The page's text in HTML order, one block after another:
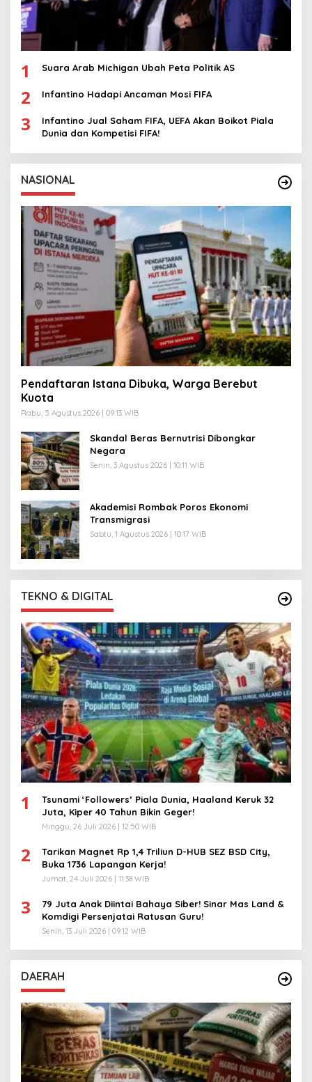
1 Suara Arab Michigan Ubah Peta Politik AS
2 Infantino Hadapi Ancaman Mosi FIFA
3
Infantino Jual Saham FIFA, UEFA Akan Boikot Piala
Dunia dan Kompetisi FIFA!
NASIONAL
Pendaftaran Istana Dibuka, Warga Berebut
Kuota
Rabu, 5 Agustus 2026 | 09:13 WIB
Skandal Beras Bernutrisi Dibongkar
Negara
Senin, 3 Agustus 2026 | 10:11 WIB
Akademisi Rombak Poros Ekonomi
Transmigrasi
Sabtu, 1 Agustus 2026 | 10:17 WIB
TEKNO & DIGITAL
1
Tsunami ‘Followers’ Piala Dunia, Haaland Keruk 32
Juta, Kiper 40 Tahun Bikin Geger!
Minggu, 26 Juli 2026 | 12:50 WIB
2
Tarikan Magnet Rp 1,4 Triliun D-HUB SEZ BSD City,
Buka 1736 Lapangan Kerja!
Jumat, 24 Juli 2026 | 11:38 WIB
3
79 Juta Anak Diintai Bahaya Siber! Sinar Mas Land &
Komdigi Persenjatai Ratusan Guru!
Senin, 13 Juli 2026 | 09:12 WIB
DAERAH